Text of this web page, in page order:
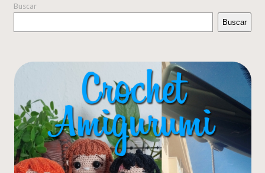
Buscar
Buscar